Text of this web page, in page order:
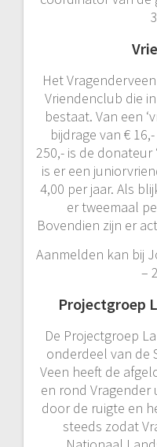
Het
Vriendenclub die
bestaat. Van een
bijdrage van €
250,- is de donateur
is er een
4,00 per jaar. Als
er tweemaal
Bovendien zijn er
Aanmelden kan bij
–
Projectgroep
De Projectgroep
onderdeel van de
Veen heeft de
en rond
door de ruigte en
steeds zodat